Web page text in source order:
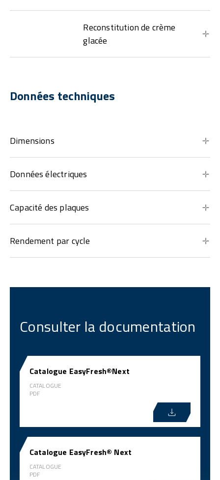
Reconstitution de crème
glacée
Données techniques
Dimensions
Données électriques
Capacité des plaques
Rendement par cycle
Consulter la documentation
Catalogue EasyFresh®Next
CATALOGUE
PDF
Catalogue EasyFresh® Next
CATALOGUE
PDF